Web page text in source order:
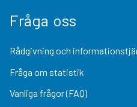
Fråga oss
Rådgivning och
Fråga om statistik
Vanliga frågor (FAQ)